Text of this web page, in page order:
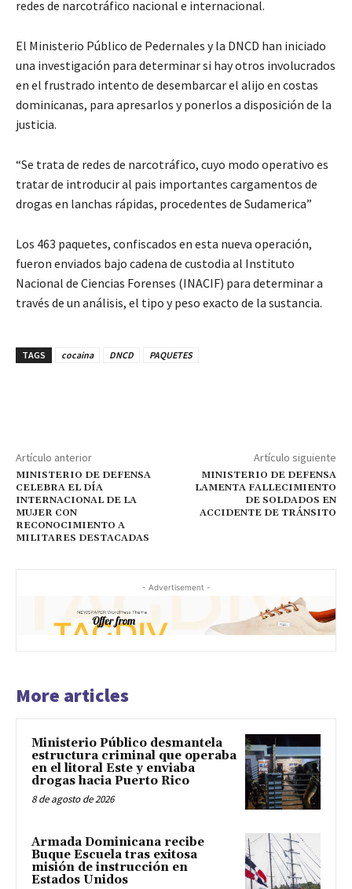
redes de narcotráfico nacional e internacional.
El Ministerio Público de Pedernales y la DNCD han iniciado
una investigación para determinar si hay otros involucrados
en el frustrado intento de desembarcar el alijo en costas
dominicanas, para apresarlos y ponerlos a disposición de la
justicia.
“Se trata de redes de narcotráfico, cuyo modo operativo es
tratar de introducir al pais importantes cargamentos de
drogas en lanchas rápidas, procedentes de Sudamerica”
Los 463 paquetes, confiscados en esta nueva operación,
fueron enviados bajo cadena de custodia al Instituto
Nacional de Ciencias Forenses (INACIF) para determinar a
través de un análisis, el tipo y peso exacto de la sustancia.
TAGS cocaina DNCD PAQUETES
Artículo anterior
MINISTERIO DE DEFENSA
CELEBRA EL DÍA
INTERNACIONAL DE LA
MUJER CON
RECONOCIMIENTO A
MILITARES DESTACADAS
Artículo siguiente
MINISTERIO DE DEFENSA
LAMENTA FALLECIMIENTO
DE SOLDADOS EN
ACCIDENTE DE TRÁNSITO
- Advertisement -
More articles
Ministerio Público desmantela
estructura criminal que operaba
en el litoral Este y enviaba
drogas hacia Puerto Rico
8 de agosto de 2026
Armada Dominicana recibe
Buque Escuela tras exitosa
misión de instrucción en
Estados Unidos